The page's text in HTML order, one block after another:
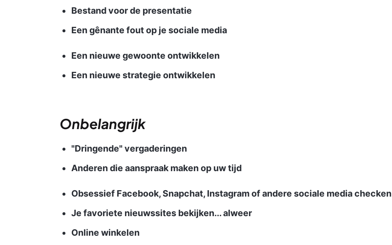
Bestand voor de presentatie
Een gênante fout op je sociale media
Een nieuwe gewoonte ontwikkelen
Een nieuwe strategie ontwikkelen
Onbelangrijk
"Dringende" vergaderingen
Anderen die aanspraak maken op uw tijd
Obsessief Facebook, Snapchat, Instagram of andere sociale media checken
Je favoriete nieuwssites bekijken... alweer
Online winkelen